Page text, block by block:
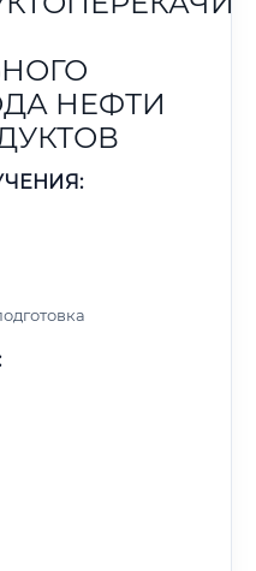
НЕФТИ